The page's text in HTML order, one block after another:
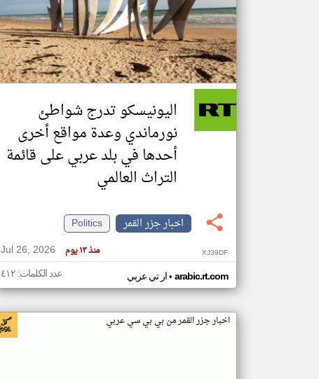
اليونيسكو تدرج شواطئ
نورماندي وعدة مواقع أخرى
أحدها في بلد عربي على قائمة
التراث العالمي
اخبار جزر القمر
Politics
Jul 26, 2026
منذ ١٣ يوم XJ39DF
ار تي عربي• arabic.rt.com عدد الكلمات: ٤١٢
اخبار جزر القمر من بي بي سي عربي